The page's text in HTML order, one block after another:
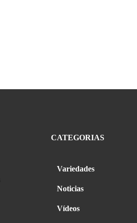
CATEGORIAS
Variedades
Noticias
Vídeos